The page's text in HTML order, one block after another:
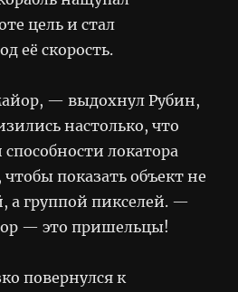
цель и стал
её скорость.
— выдохнул Рубин,
настолько, что
локатора
чтобы показать объект не
а группой пикселей. —
— это пришельцы!
повернулся к